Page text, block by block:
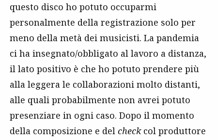
questo disco ho potuto occuparmi
personalmente della registrazione solo per
meno della metà dei musicisti. La pandemia
ci ha insegnato/obbligato al lavoro a distanza,
il lato positivo è che ho potuto prendere più
alla leggera le collaborazioni molto distanti,
alle quali probabilmente non avrei potuto
presenziare in ogni caso. Dopo il momento
della composizione e del checkcol produttore